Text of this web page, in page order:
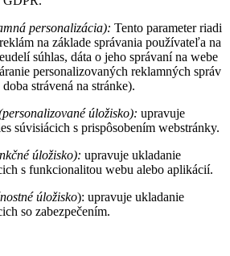
personalizácia): Tento parameter riadi
na základe správania používateľa na
súhlas, dáta o jeho správaní na webe
personalizovaných reklamných správ
strávená na stránke).
úložisko): upravuje
súvisiácich s prispôsobením webstránky.
úložisko): upravuje ukladanie
s funkcionalitou webu alebo aplikácií.
úložisko): upravuje ukladanie
so zabezpečením.